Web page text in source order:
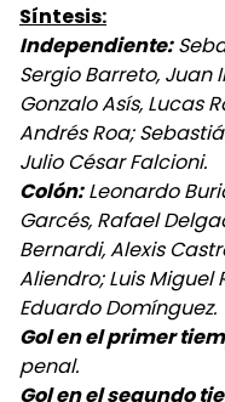
Síntesis:
Independiente:
Sergio Barreto, Juan
Gonzalo Asís, Lucas
Andrés Roa;
Julio César Falcioni.
Colón:Leonardo
Garcés, Rafael
Bernardi, Alexis
Aliendro; Luis Miguel
Eduardo Domínguez.
Gol en el primer
penal.
Gol en el segundo